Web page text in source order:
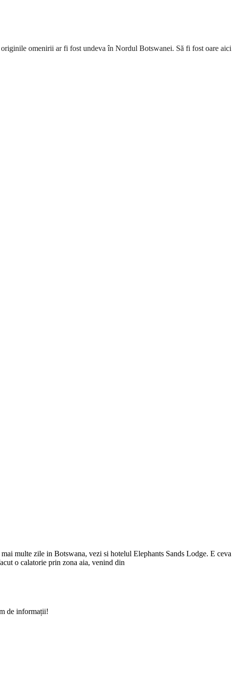
omenirii ar fi fost undeva în Nordul Botswanei. Să fi fost oare aici
multe zile in Botswana, vezi si hotelul Elephants Sands Lodge. E ceva
o calatorie prin zona aia, venind din
de informații!